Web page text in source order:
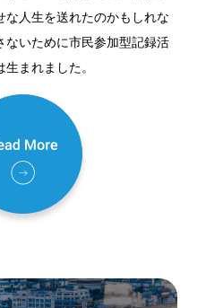
な人生を送れたのかもしれな
ないために市民参加型記録活
まれました。